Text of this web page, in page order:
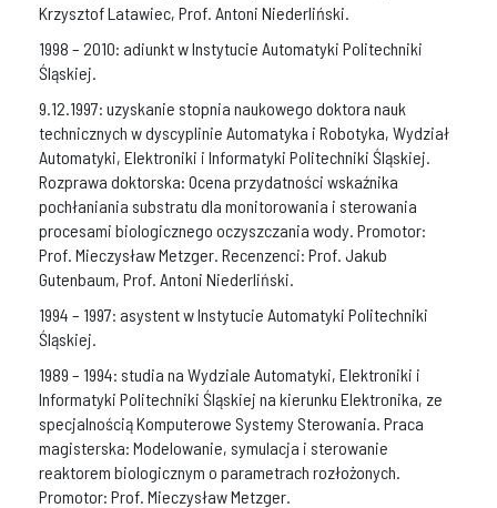
Krzysztof Latawiec, Prof. Antoni Niederliński.
1998 – 2010: adiunkt w Instytucie Automatyki Politechniki
Śląskiej.
9.12.1997: uzyskanie stopnia naukowego doktora nauk
technicznych w dyscyplinie Automatyka i Robotyka, Wydział
Automatyki, Elektroniki i Informatyki Politechniki Śląskiej.
Rozprawa doktorska: Ocena przydatności wskaźnika
pochłaniania substratu dla monitorowania i sterowania
procesami biologicznego oczyszczania wody. Promotor:
Prof. Mieczysław Metzger. Recenzenci: Prof. Jakub
Gutenbaum, Prof. Antoni Niederliński.
1994 – 1997: asystent w Instytucie Automatyki Politechniki
Śląskiej.
1989 – 1994: studia na Wydziale Automatyki, Elektroniki i
Informatyki Politechniki Śląskiej na kierunku Elektronika, ze
specjalnością Komputerowe Systemy Sterowania. Praca
magisterska: Modelowanie, symulacja i sterowanie
reaktorem biologicznym o parametrach rozłożonych.
Promotor: Prof. Mieczysław Metzger.